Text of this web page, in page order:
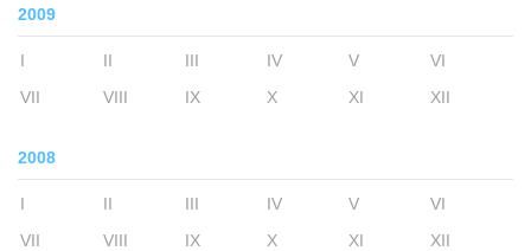
2009
I II III IV V
VI
VII
VIII IX X XI XII
2008
I II III IV V
VI
VII
VIII IX X XI XII